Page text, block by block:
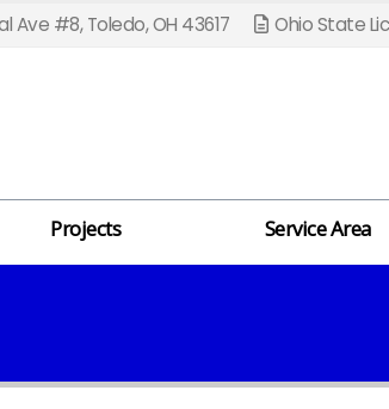
Ave #8, Toledo, OH 43617 Ohio State
Projects Service Area